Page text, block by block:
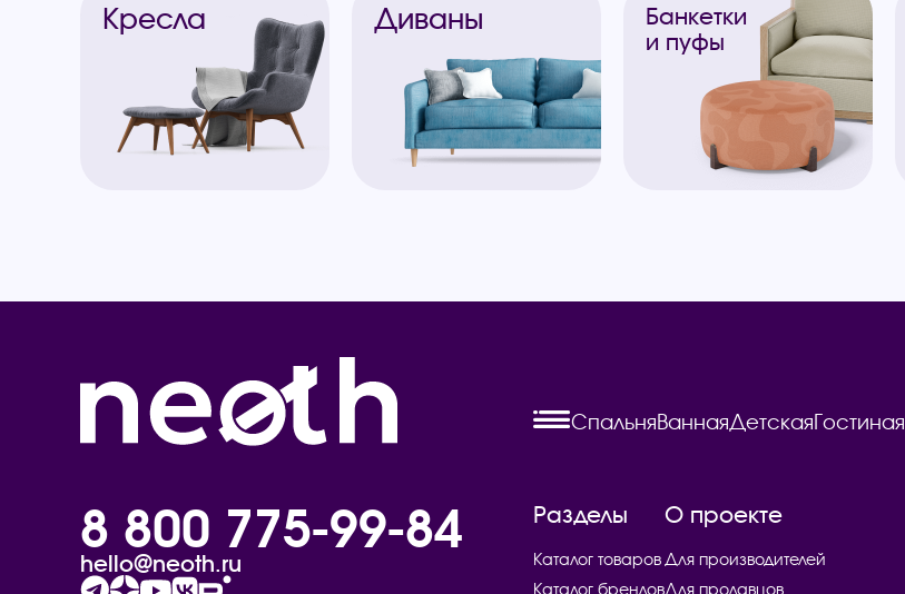
Кресла Диваны
Банкетки
и пуфы
СпальняВаннаяДетскаяГостиная
8 800 775-99-84
hello@neoth.ru
Разделы
Каталог товаров
О проекте
Для производителей